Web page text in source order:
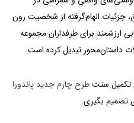
الهام‌گرفته از شخصیت رون
ارزشمند برای طرفداران مجموعه
تکمیل ستتطرح چارم جدید پاندورا
تصمیم بگیری.